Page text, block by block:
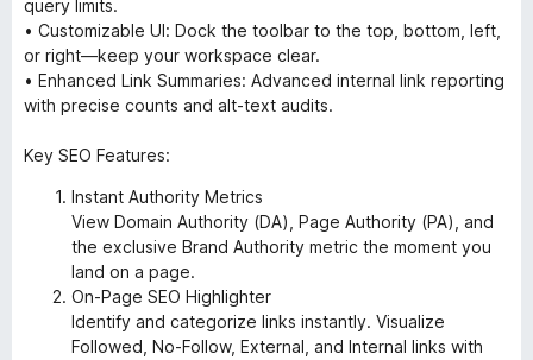
query limits.
• Customizable UI: Dock the toolbar to the top, bottom, left,
or right—keep your workspace clear.
• Enhanced Link Summaries: Advanced internal link reporting
with precise counts and alt-text audits.
Key SEO Features:
Instant Authority Metrics
View Domain Authority (DA), Page Authority (PA), and
the exclusive Brand Authority metric the moment you
land on a page.
On-Page SEO Highlighter
Identify and categorize links instantly. Visualize
Followed, No-Follow, External, and Internal links with